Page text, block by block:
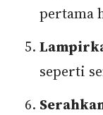
pertama
seperti